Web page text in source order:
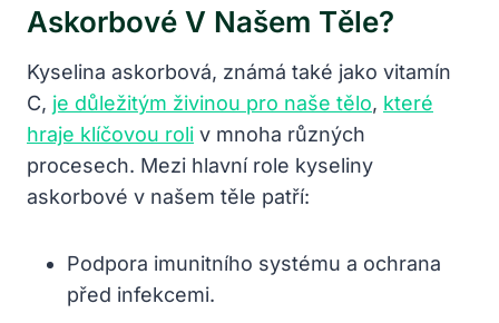
Askorbové V Našem Těle?
Kyselina askorbová, známá také jako vitamín
C, je důležitým živinou pro naše tělo, které
hraje klíčovou roli v mnoha různých
procesech. Mezi hlavní role kyseliny
askorbové v našem těle patří:
Podpora imunitního systému a ochrana
před infekcemi.